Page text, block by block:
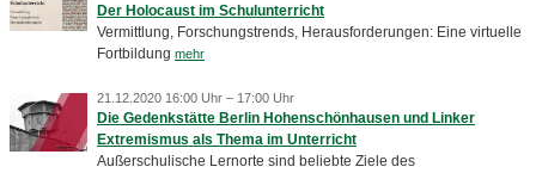
Der Holocaust im Schulunterricht
Vermittlung, Forschungstrends, Herausforderungen: Eine virtuelle
Fortbildung mehr
21.12.2020 16:00 Uhr – 17:00 Uhr
Die Gedenkstätte Berlin Hohenschönhausen und Linker
Extremismus als Thema im Unterricht
Außerschulische Lernorte sind beliebte Ziele des